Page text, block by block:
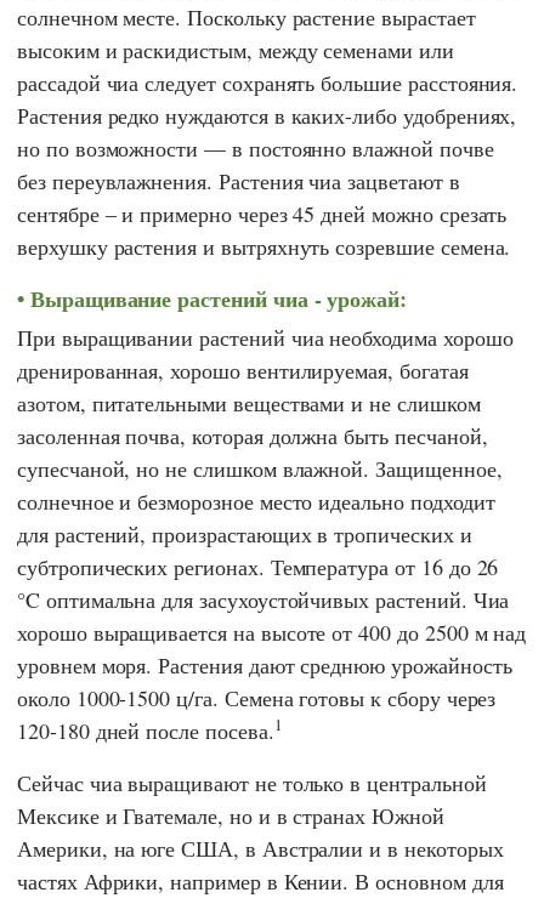
солнечном месте. Поскольку растение вырастает
высоким и раскидистым, между семенами или
рассадой чиа следует сохранять большие расстояния.
Растения редко нуждаются в каких-либо удобрениях,
но по возможности — в постоянно влажной почве
без переувлажнения. Растения чиа зацветают в
сентябре – и примерно через 45 дней можно срезать
верхушку растения и вытряхнуть созревшие семена.
Выращивание растений чиа - урожай:
При выращивании растений чиа необходима хорошо
дренированная, хорошо вентилируемая, богатая
азотом, питательными веществами и не слишком
засоленная почва, которая должна быть песчаной,
супесчаной, но не слишком влажной. Защищенное,
солнечное и безморозное место идеально подходит
для растений, произрастающих в тропических и
субтропических регионах. Температура от 16 до 26
°C оптимальна для засухоустойчивых растений. Чиа
хорошо выращивается на высоте от 400 до 2500 м над
уровнем моря. Растения дают среднюю урожайность
около 1000-1500 ц/га. Семена готовы к сбору через
120-180 дней после посева.1
Сейчас чиа выращивают не только в центральной
Мексике и Гватемале, но и в странах Южной
Америки, на юге США, в Австралии и в некоторых
частях Африки, например в Кении. В основном для